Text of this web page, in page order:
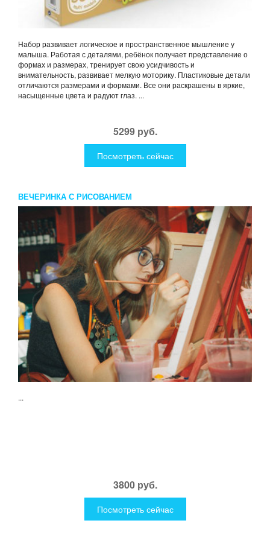
Набор развивает логическое и пространственное мышление у
малыша. Работая с деталями, ребёнок получает представление о
формах и размерах, тренирует свою усидчивость и
внимательность, развивает мелкую моторику. Пластиковые детали
отличаются размерами и формами. Все они раскрашены в яркие,
насыщенные цвета и радуют глаз. ...
5299 руб.
Посмотреть сейчас
ВЕЧЕРИНКА С РИСОВАНИЕМ
...
3800 руб.
Посмотреть сейчас